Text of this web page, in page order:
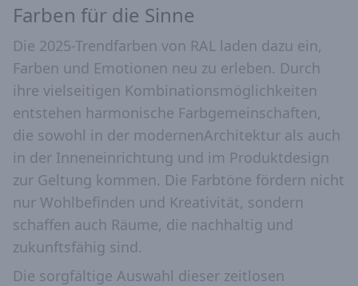
Farben für die Sinne
Die 2025-Trendfarben von RAL laden dazu ein,
Farben und Emotionen neu zu erleben. Durch
ihre vielseitigen Kombinationsmöglichkeiten
entstehen harmonische Farbgemeinschaften,
die sowohl in der modernenArchitektur als auch
in der Inneneinrichtung und im Produktdesign
zur Geltung kommen. Die Farbtöne fördern nicht
nur Wohlbefinden und Kreativität, sondern
schaffen auch Räume, die nachhaltig und
zukunftsfähig sind.
Die sorgfältige Auswahl dieser zeitlosen